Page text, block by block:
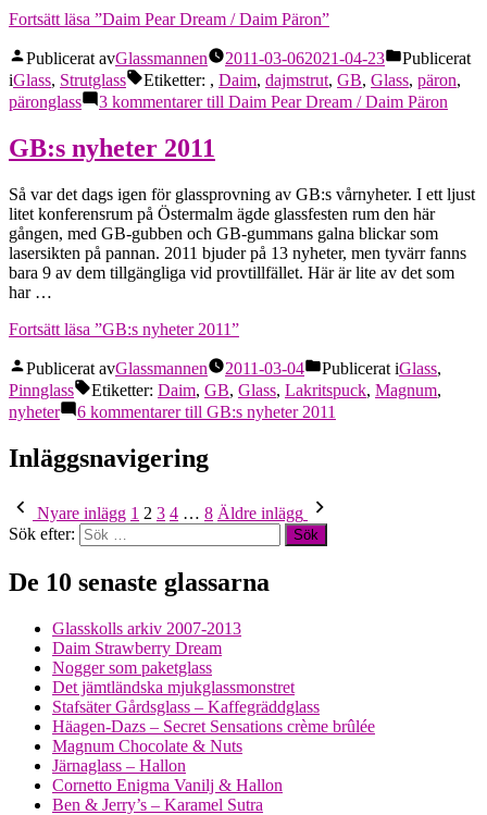
Fortsätt läsa ”Daim Pear Dream / Daim Päron”
Publicerat avGlassmannen 2011-03-062021-04-23
Publicerat
iGlass, Strutglass Etiketter: , Daim, dajmstrut, GB, Glass, päron,
päronglass
3 kommentarertill Daim Pear Dream / Daim Päron
GB:s nyheter 2011
Så var det dags igen för glassprovning av GB:s vårnyheter. I ett ljust
litet konferensrum på Östermalm ägde glassfesten rum den här
gången, med GB-gubben och GB-gummans galna blickar som
lasersikten på pannan. 2011 bjuder på 13 nyheter, men tyvärr fanns
bara 9 av dem tillgängliga vid provtillfället. Här är lite av det som
har …
Fortsätt läsa ”GB:s nyheter 2011”
Publicerat avGlassmannen 2011-03-04 Publicerat iGlass,
Pinnglass
Etiketter: Daim, GB, Glass, Lakritspuck, Magnum,
nyheter
6 kommentarertill GB:s nyheter 2011
Inläggsnavigering
Nyare inlägg 1 2 3 4 … 8 Äldre inlägg
Sök efter:
De 10 senaste glassarna
Glasskolls arkiv 2007-2013
Daim Strawberry Dream
Nogger som paketglass
Det jämtländska mjukglassmonstret
Stafsäter Gårdsglass – Kaffegräddglass
Häagen-Dazs – Secret Sensations crème brûlée
Magnum Chocolate & Nuts
Järnaglass – Hallon
Cornetto Enigma Vanilj & Hallon
Ben & Jerry’s – Karamel Sutra